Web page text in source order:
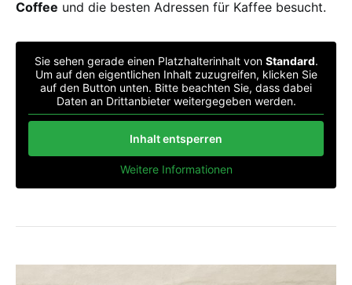
Coffee und die besten Adressen für Kaffee besucht.
Sie sehen gerade einen Platzhalterinhalt von Standard.
Um auf den eigentlichen Inhalt zuzugreifen, klicken Sie
auf den Button unten. Bitte beachten Sie, dass dabei
Daten an Drittanbieter weitergegeben werden.
Inhalt entsperren
Weitere Informationen